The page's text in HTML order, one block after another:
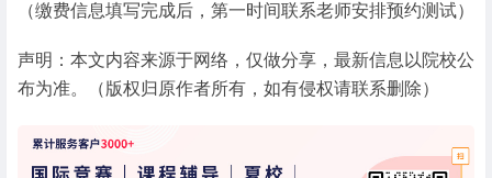
（缴费信息填写完成后，第一时间联系老师安排预约测试）
声明：本文内容来源于网络，仅做分享，最新信息以院校公
布为准。（版权归原作者所有，如有侵权请联系删除）